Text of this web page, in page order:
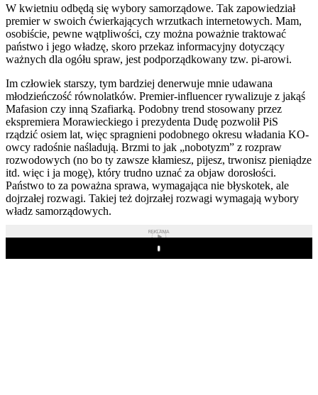
W kwietniu odbędą się wybory samorządowe. Tak zapowiedział
premier w swoich ćwierkających wrzutkach internetowych. Mam,
osobiście, pewne wątpliwości, czy można poważnie traktować
państwo i jego władzę, skoro przekaz informacyjny dotyczący
ważnych dla ogółu spraw, jest podporządkowany tzw. pi-arowi.
Im człowiek starszy, tym bardziej denerwuje mnie udawana
młodzieńczość równolatków. Premier-influencer rywalizuje z jakąś
Mafasion czy inną Szafiarką. Podobny trend stosowany przez
ekspremiera Morawieckiego i prezydenta Dudę pozwolił PiS
rządzić osiem lat, więc spragnieni podobnego okresu władania KO-
owcy radośnie naśladują. Brzmi to jak „nobotyzm” z rozpraw
rozwodowych (no bo ty zawsze kłamiesz, pijesz, trwonisz pieniądze
itd. więc i ja mogę), który trudno uznać za objaw dorosłości.
Państwo to za poważna sprawa, wymagająca nie błyskotek, ale
dojrzałej rozwagi. Takiej też dojrzałej rozwagi wymagają wybory
władz samorządowych.
REKLAMA
Play